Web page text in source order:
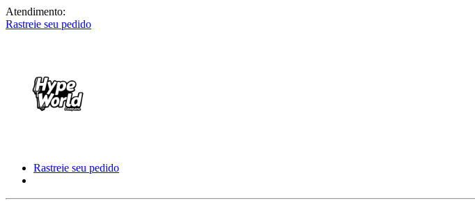
Atendimento:
Rastreie seu pedido
Rastreie seu pedido